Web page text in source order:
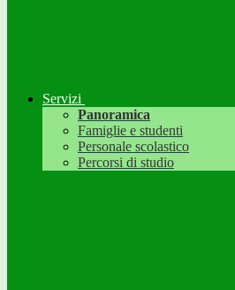
Servizi
Panoramica
Famiglie e studenti
Personale scolastico
Percorsi di studio